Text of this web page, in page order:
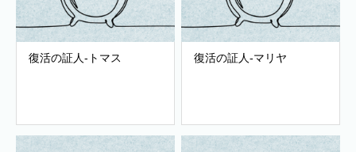
復活の証人-トマス 復活の証人-マリヤ